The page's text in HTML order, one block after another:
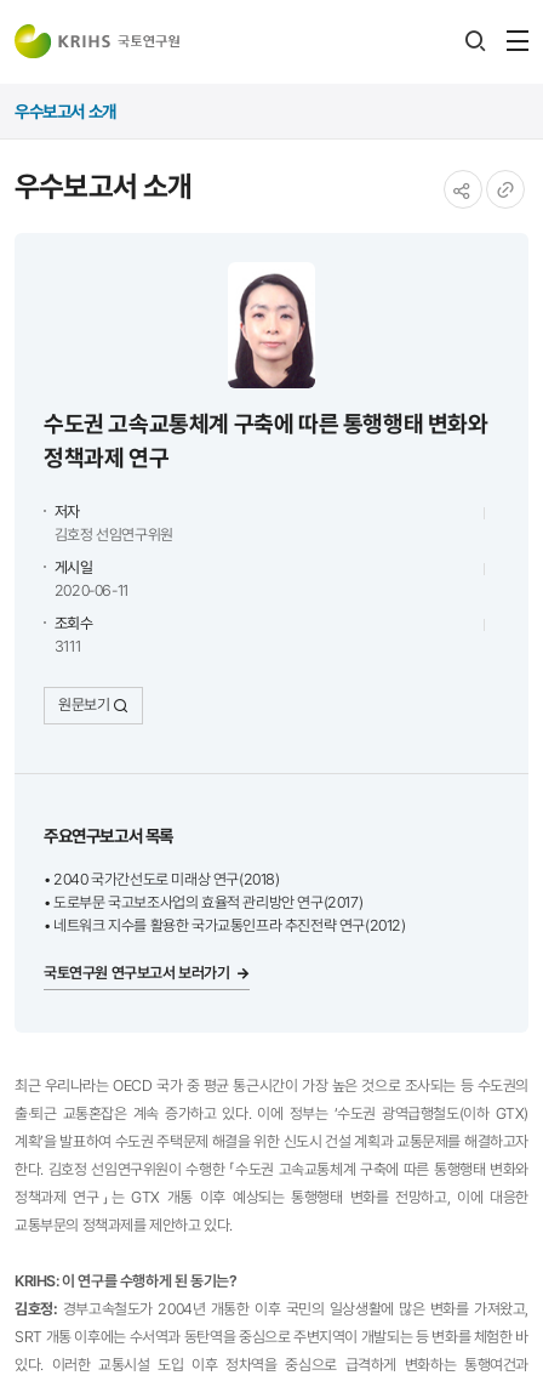
우수보고서 소개
우수보고서 소개
수도권 고속교통체계 구축에 따른 통행행태 변화와
정책과제 연구
저자
김호정 선임연구위원
게시일
2020-06-11
조회수
3111
원문보기
주요연구보고서 목록
• 2040 국가간선도로 미래상 연구(2018)
• 도로부문 국고보조사업의 효율적 관리방안 연구(2017)
• 네트워크 지수를 활용한 국가교통인프라 추진전략 연구(2012)
국토연구원 연구보고서 보러가기
최근 우리나라는 OECD 국가 중 평균 통근시간이 가장 높은 것으로 조사되는 등 수도권의
출·퇴근 교통혼잡은 계속 증가하고 있다. 이에 정부는 ‘수도권 광역급행철도(이하 GTX)
계획’을 발표하여 수도권 주택문제 해결을 위한 신도시 건설 계획과 교통문제를 해결하고자
한다. 김호정 선임연구위원이 수행한 「수도권 고속교통체계 구축에 따른 통행행태 변화와
정책과제 연구」는 GTX 개통 이후 예상되는 통행행태 변화를 전망하고, 이에 대응한
교통부문의 정책과제를 제안하고 있다.
KRIHS: 이 연구를 수행하게 된 동기는?
김호정: 경부고속철도가 2004년 개통한 이후 국민의 일상생활에 많은 변화를 가져왔고,
SRT 개통 이후에는 수서역과 동탄역을 중심으로 주변지역이 개발되는 등 변화를 체험한 바
있다. 이러한 교통시설 도입 이후 정차역을 중심으로 급격하게 변화하는 통행여건과